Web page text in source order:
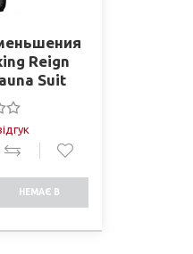
Reign
Suit
НЕМАЄ В